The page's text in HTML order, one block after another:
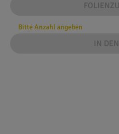
Bitte Anzahl angeben
IN